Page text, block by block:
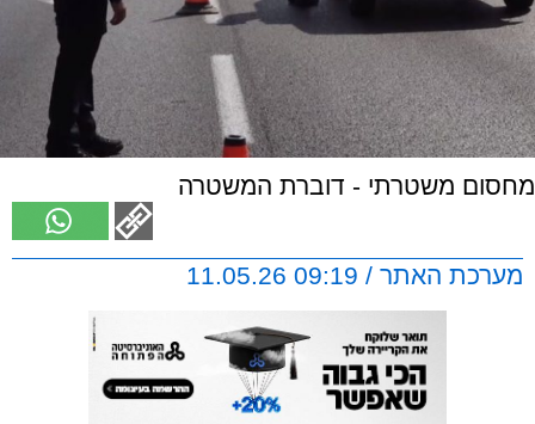
מחסום משטרתי - דוברת המשטרה
מערכת האתר / 09:19 11.05.26